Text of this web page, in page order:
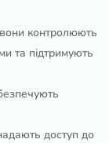
контролюють
та підтримують
доступ до